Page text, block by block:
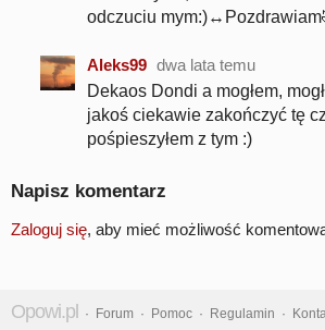
odczuciu
Aleks99 dwa lata temu
Dekaos Dondi a mogłem,
jakoś ciekawie zakończyć tę
pośpieszyłem z tym :)
Napisz komentarz
Zaloguj się, aby mieć możliwość
Opowi.pl · Forum · Pomoc · Regulamin ·